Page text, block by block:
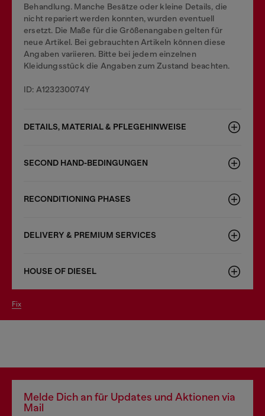
Behandlung. Manche Besätze oder kleine Details, die
nicht repariert werden konnten, wurden eventuell
ersetzt. Die Maße für die Größenangaben gelten für
neue Artikel. Bei gebrauchten Artikeln können diese
Angaben variieren. Bitte bei jedem einzelnen
Kleidungsstück die Angaben zum Zustand beachten.
ID: A123230074Y
DETAILS, MATERIAL & PFLEGEHINWEISE
SECOND HAND-BEDINGUNGEN
RECONDITIONING PHASES
DELIVERY & PREMIUM SERVICES
HOUSE OF DIESEL
fix
Melde Dich an für Updates und Aktionen via
Mail